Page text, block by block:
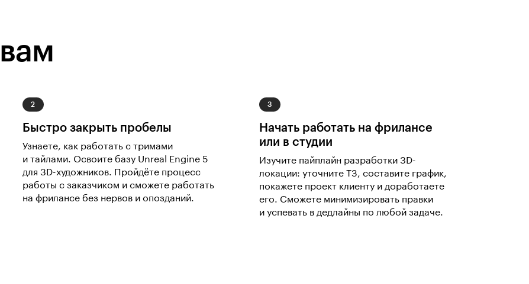
Быстро закрыть пробелы
Узнаете, как работать с тримами
и тайлами. Освоите базу Unreal Engine 5
для 3D-художников. Пройдёте процесс
работы с заказчиком и сможете работать
на фрилансе без нервов и опозданий.
Начать работать на фрилансе
или в студии
Изучите пайплайн разработки 3D-
локации: уточните ТЗ, составите график,
покажете проект клиенту и доработаете
его. Сможете минимизировать правки
и успевать в дедлайны по любой задаче.